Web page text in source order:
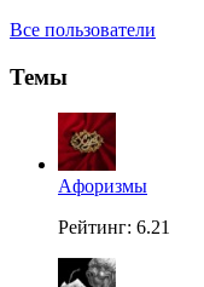
Все пользователи
Темы
Aфоризмы
Рейтинг: 6.21